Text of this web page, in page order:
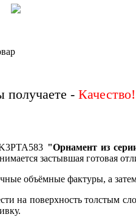
получаете -
"Орнамент из
застывшая готовая
объёмные фактуры, а
на поверхность толстым